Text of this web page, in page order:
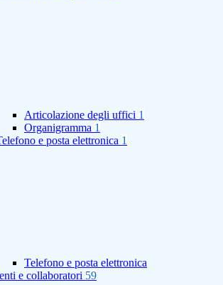
Articolazione degli uffici 1
Organigramma 1
e posta elettronica 1
Telefono e posta elettronica
e collaboratori 59